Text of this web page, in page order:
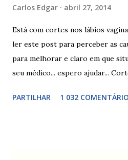
Carlos Edgar abril 27, 2014
Está com cortes nos lábios
ler este post para perceber as
para melhorar e claro em que
seu médico... espero ajudar...
surgir devido às relações
PARTILHAR 1 032